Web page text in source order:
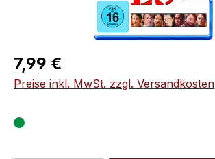
Regulärer Preis:
7,99 €
Preise inkl. MwSt. zzgl. Versandkosten